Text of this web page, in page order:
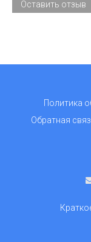
Оставить отзыв
Политика
Обратная